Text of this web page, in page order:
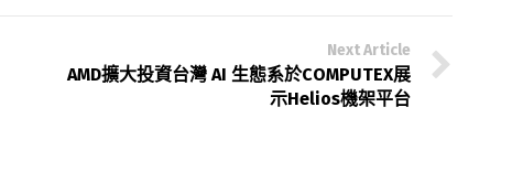
Next Article
AMD擴大投資台灣 AI 生態系於COMPUTEX展
示Helios機架平台